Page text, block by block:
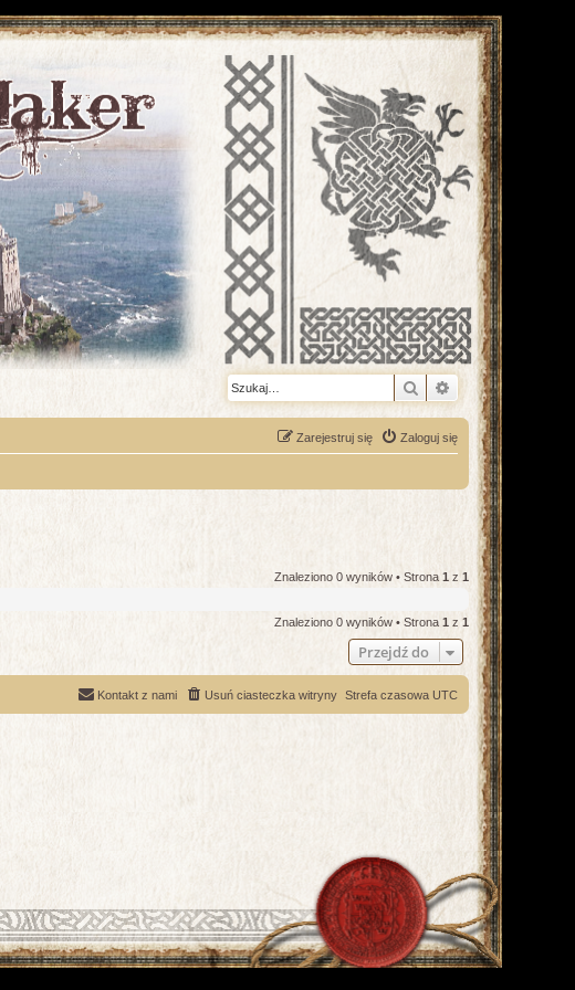
Szukaj Wyszukiwanie
Zaloguj się
Zarejestruj się
Znaleziono 0 wyników • Strona 1 z 1
Znaleziono 0 wyników • Strona 1 z 1
Przejdź do
Strefa czasowa UTC
Usuń ciasteczka witryny
Kontakt z nami